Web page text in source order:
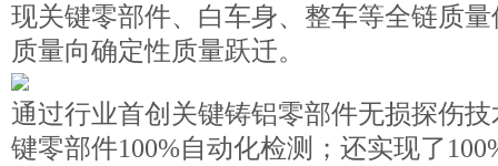
现关键零部件、白车身、整车等全链质
质量向确定性质量跃迁。
通过行业首创关键铸铝零部件无损探伤
键零部件100%自动化检测；还实现了